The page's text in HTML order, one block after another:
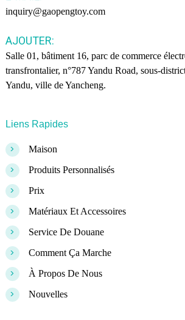
inquiry@gaopengtoy.com
AJOUTER:
Salle 01, bâtiment 16, parc de commerce
transfrontalier, n°787 Yandu Road, sous-
Yandu, ville de Yancheng.
Liens Rapides
> Maison
> Produits Personnalisés
> Prix
> Matériaux Et Accessoires
> Service De Douane
> Comment Ça Marche
> À Propos De Nous
> Nouvelles